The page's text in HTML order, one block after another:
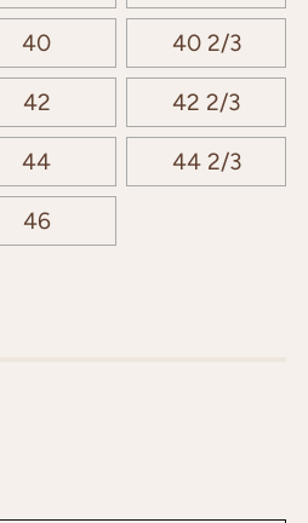
40 40 2/3
42 42 2/3
44 44 2/3
46